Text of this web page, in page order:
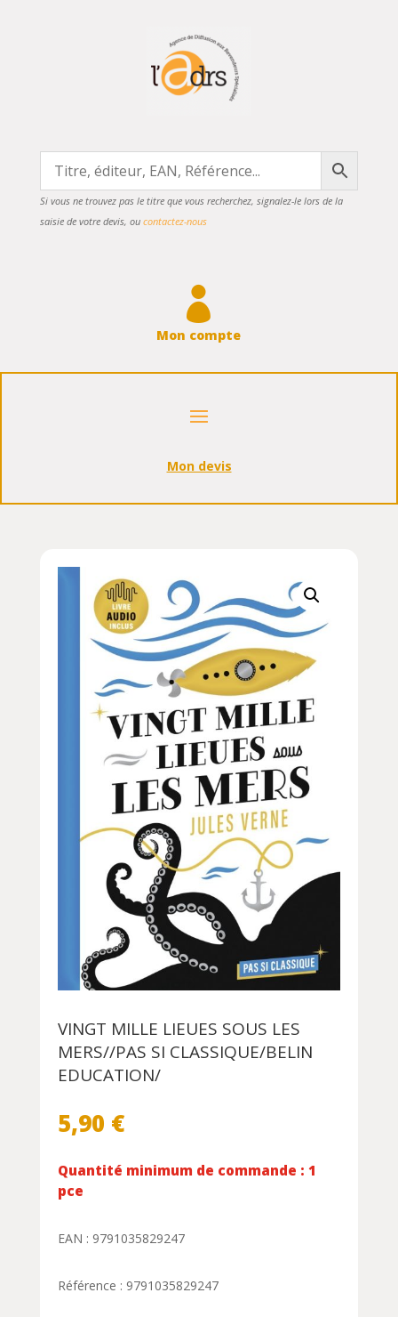
Si vous ne trouvez pas le titre que vous recherchez, signalez-le lors de la
saisie de votre devis, ou contactez-nous

Mon compte
Mon devis
VINGT MILLE LIEUES SOUS LES
MERS//PAS SI CLASSIQUE/BELIN
EDUCATION/
5,90 €
Quantité minimum de commande : 1
pce
EAN : 9791035829247
Référence : 9791035829247